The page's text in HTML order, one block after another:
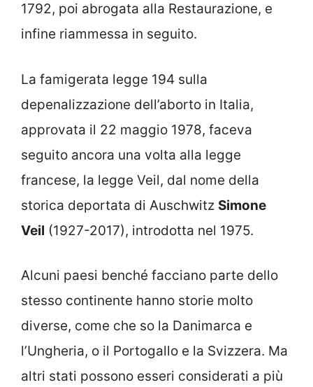
1792, poi abrogata alla Restaurazione, e
infine riammessa in seguito.
La famigerata legge 194 sulla
depenalizzazione dell’aborto in Italia,
approvata il 22 maggio 1978, faceva
seguito ancora una volta alla legge
francese, la legge Veil, dal nome della
storica deportata di Auschwitz Simone
Veil (1927-2017), introdotta nel 1975.
Alcuni paesi benché facciano parte dello
stesso continente hanno storie molto
diverse, come che so la Danimarca e
l’Ungheria, o il Portogallo e la Svizzera. Ma
altri stati possono esseri considerati a più